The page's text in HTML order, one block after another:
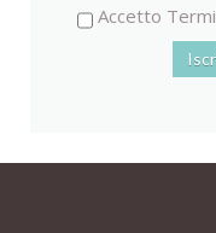
Accetto